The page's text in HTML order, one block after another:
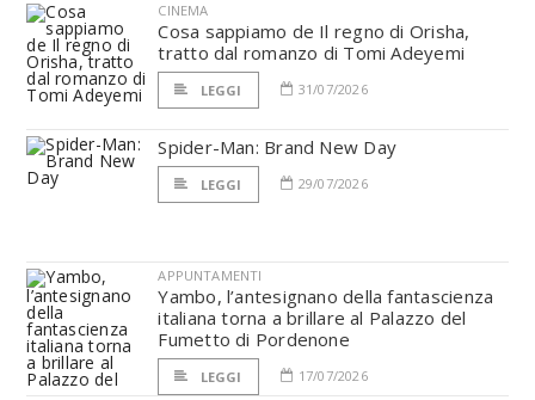
CINEMA
Cosa sappiamo de Il regno di Orisha,
tratto dal romanzo di Tomi Adeyemi
LEGGI 31/07/2026
Spider-Man: Brand New Day
LEGGI 29/07/2026
APPUNTAMENTI
Yambo, l’antesignano della fantascienza
italiana torna a brillare al Palazzo del
Fumetto di Pordenone
LEGGI 17/07/2026